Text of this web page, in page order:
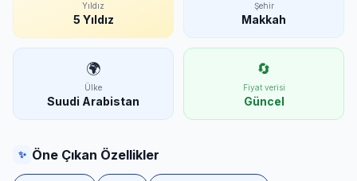
Yıldız
5 Yıldız
Şehir
Makkah
🌍
Ülke
Suudi Arabistan
🔄
Fiyat verisi
Güncel
✨ Öne Çıkan Özellikler